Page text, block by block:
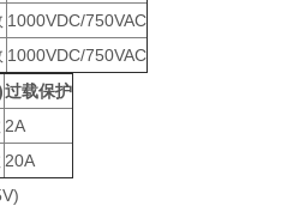
1000VDC/750VAC
1000VDC/750VAC
过载保护
2A
20A